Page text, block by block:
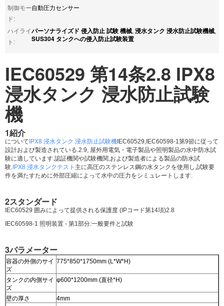
制御モー
ド:
自動圧力センサー
ハイライ
ト:
パーソナライズド 侵入防止 試験 機械, 浸水タンク 浸水防止試験機械,
SUS304 タンクへの侵入防止試験装置
IEC60529 第14条2.8 IPX8
浸水タンク 浸水防止試験
機
1紹介
についてIPX8 浸水タンク 浸水防止試験機IEC60529,IEC60598-1第9節に従って
設計および製造されている.2.9, 屋外用電気・電子製品や照明製品の水中防水試
験に適しています.認証機関や試験機関,および製造者による製品の防水試
験.IPX8 浸水タンクテスト 主に高圧のステンレス鋼の水タンクを使用し,試験要
件を満たすために外部圧縮によって水中の圧力をシミュレートします.
2スタンダード
IEC60529 囲みによって提供される保護度 (IPコード第14項)2.8
IEC60598-1 照明装置 - 第1部分:一般要件と試験
3パラメーター
容器の外側のサイ
ズ
775*850*1750mm (L*W*H)
タンクの内側サイ
ズ
φ600*1200mm (直径*H)
壁の厚さ
4mm